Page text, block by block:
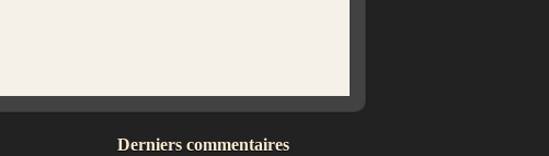
Derniers commentaires